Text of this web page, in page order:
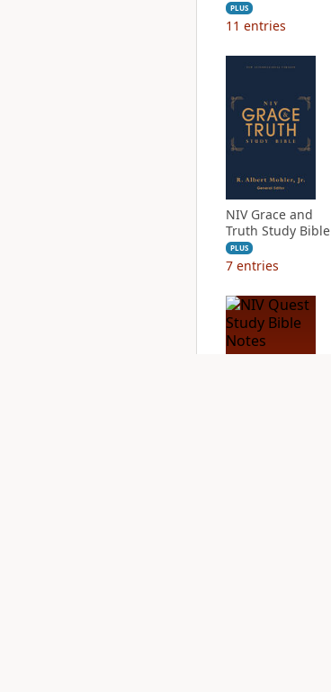
PLUS
11 entries
NIV Grace and
Truth Study Bible
PLUS
7 entries